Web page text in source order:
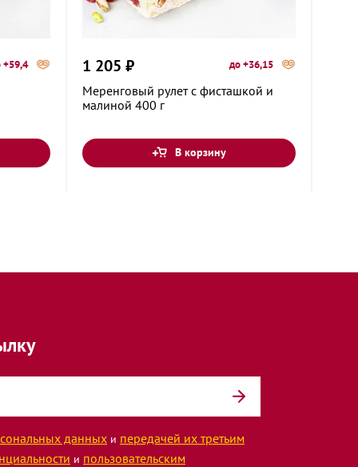
+59,4 1 205 ₽ до +36,15
Меренговый рулет с фисташкой и
малиной 400 г
В корзину
данных и передачей их третьим
и пользовательским